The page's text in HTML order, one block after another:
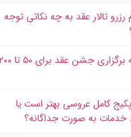
رزرو تالار عقد به چه نکاتی توجه
هزینه برگزاری جشن عقد
کامل عروسی بهتر است یا
خدمات به‌ صورت جداگانه؟